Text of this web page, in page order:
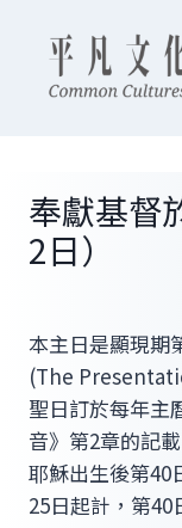
content
奉獻基督
2日）
本主日是顯現期
(The
聖日訂於每年主
音》第2章的記
耶穌出生後第40
25日起計，第40